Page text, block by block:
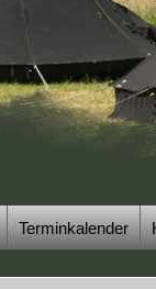
Terminkalender